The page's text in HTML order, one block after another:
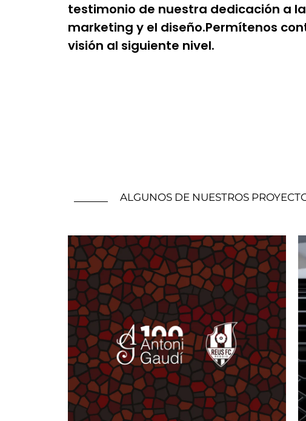
testimonio de nuestra dedicación a
marketing y el diseño.Permítenos
visión al siguiente nivel.
ALGUNOS DE NUESTROS